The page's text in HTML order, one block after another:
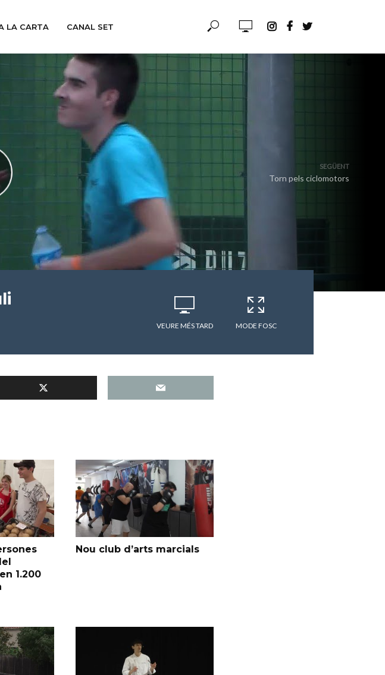
LA CARTA CANAL SET
SEGÜENT
Torn pels ciclomotors
VEURE MÉS TARD MODE FOSC
1.200
Nou club d’arts marcials